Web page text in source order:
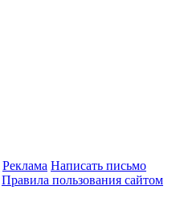
Реклама Написать письмо
Правила пользования сайтом